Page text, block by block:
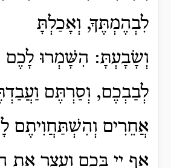
לִבְהֶמְתֶּךָ, וְאָכַלְתָּ
וְשָׂבָעְתָּ: הִשָּׁמְרוּ לָכֶם
לְבַבְכֶם, וְסַרְתֶּם
אֲחֵרִים וְהִשְׁתַּחֲוִיתֶם
אַף יְיָ בָּכֶם וְעָצַר אֶת